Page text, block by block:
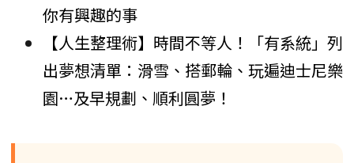
你有興趣的事
【人生整理術】時間不等人！「有系統」列
出夢想清單：滑雪、搭郵輪、玩遍迪士尼樂
園…及早規劃、順利圓夢！